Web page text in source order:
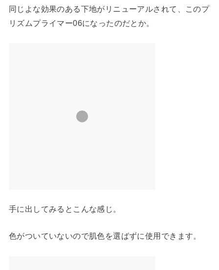
同じよな効果のある下地がリニューアルされて、このプ
リズムプライマー06になったのだとか。
手に出してみるとこんな感じ。
色がついていないので肌色を選ばずに使用できます。